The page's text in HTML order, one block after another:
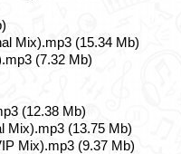
Mix).mp3 (15.34 Mb)
(7.32 Mb)
(12.38 Mb)
Mix).mp3 (13.75 Mb)
Mix).mp3 (9.37 Mb)